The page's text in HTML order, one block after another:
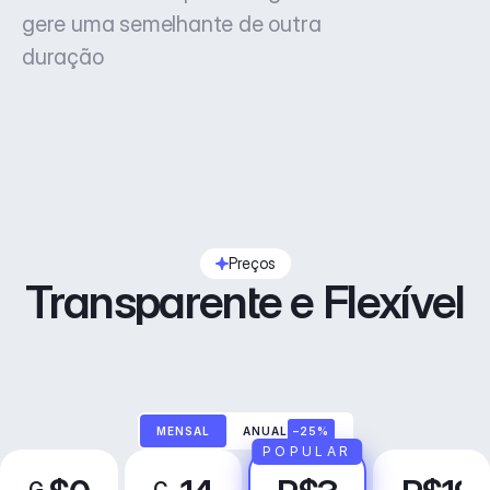
gere uma semelhante de outra
duração
Preços
Transparente e Flexível
MENSAL ANUAL –25%
POPULAR